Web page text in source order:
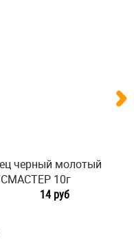
черный молотый
10г
14 руб